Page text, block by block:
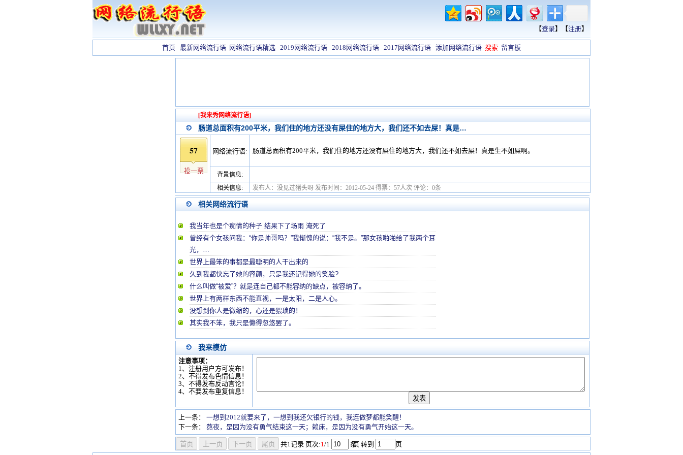
【登录】【注册】
首页 最新网络流行语 网络流行语精选 2019网络流行语 2018网络流行语 2017网络流行语 添加网络流行语 搜索 留言板
[我来秀网络流行语]
肠道总面积有200平米，我们住的地方还没有屎住的地方大，我们还不如去屎！真是…
57
投一票
网络流行语: 肠道总面积有200平米，我们住的地方还没有屎住的地方大，我们还不如去屎！真是生不如屎啊。
背景信息:
相关信息:
发布人：没见过猪头呀 发布时间：2012-05-24 得票：57人次 评论：0条
相关网络流行语
我当年也是个痴情的种子 结果下了场雨 淹死了
曾经有个女孩问我：“你是帅哥吗？”我惭愧的说：“我不是。”那女孩啪啪给了我两个耳
光，…
世界上最笨的事都是最聪明的人干出来的
久到我都快忘了她的容颜，只是我还记得她的笑脸?
什么叫做“被爱”？就是连自己都不能容纳的缺点，被容纳了。
世界上有两样东西不能直视，一是太阳，二是人心。
没想到你人是微缩的，心还是猥琐的！
其实我不笨，我只是懒得忽悠罢了。
我来模仿
注意事项：
1、注册用户方可发布！
2、不得发布色情信息！
3、不得发布反动言论！
4、不要发布重复信息！
上一条：
一想到2012就要来了，一想到我还欠银行的钱，我连做梦都能笑醒！
下一条：
熬夜，是因为没有勇气结束这一天；赖床，是因为没有勇气开始这一天。
共1记录 页次:1/1 条
/页 转到 页